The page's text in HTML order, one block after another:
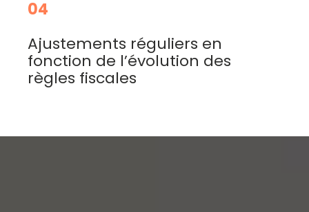
04
Ajustements réguliers en
fonction de l’évolution des
règles fiscales